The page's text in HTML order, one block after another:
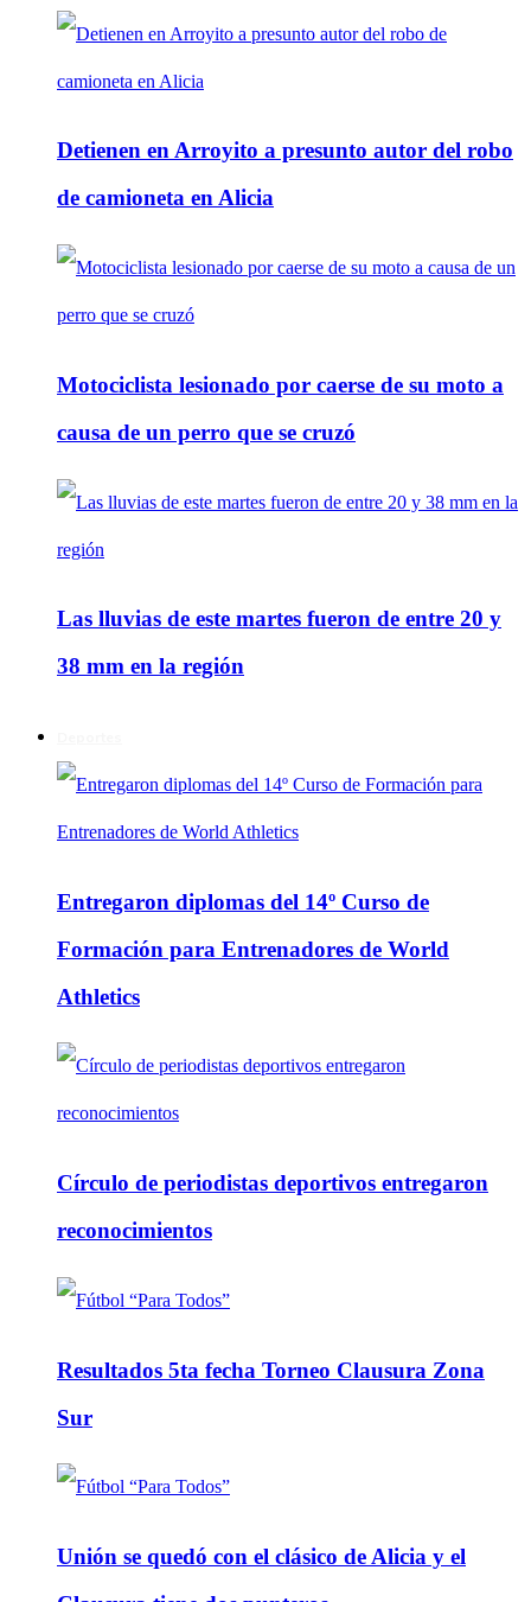
Detienen en Arroyito a presunto autor del robo
de camioneta en Alicia
Motociclista lesionado por caerse de su moto a
causa de un perro que se cruzó
Las lluvias de este martes fueron de entre 20 y
38 mm en la región
Entregaron diplomas del 14º Curso de
Formación para Entrenadores de World
Athletics
Círculo de periodistas deportivos entregaron
reconocimientos
Resultados 5ta fecha Torneo Clausura Zona
Sur
Unión se quedó con el clásico de Alicia y el